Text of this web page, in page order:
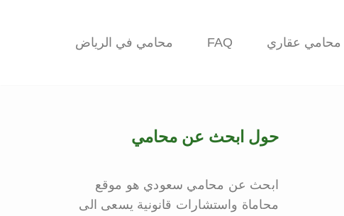
محامي عقاري FAQ محامي في الرياض
حول ابحث عن محامي
ابحث عن محامي سعودي هو موقع
محاماة واستشارات قانونية يسعى الى